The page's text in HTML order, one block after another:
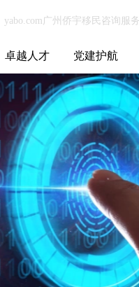
卓越人才
人才理念
职业成长
校园招聘
社会招聘
博士后工作站
招聘动态
党建护航
党建在线
教育实践